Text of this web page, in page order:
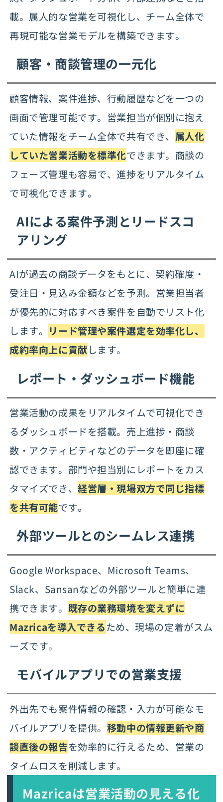
載。属人的な営業を可視化し、チーム全体で
再現可能な営業モデルを構築できます。
顧客・商談管理の一元化
顧客情報、案件進捗、行動履歴などを一つの
画面で管理可能です。営業担当が個別に抱え
ていた情報をチーム全体で共有でき、 属人化
していた営業活動を標準化できます。商談の
フェーズ管理も容易で、進捗をリアルタイム
で可視化できます。
AIによる案件予測とリードスコ
アリング
AIが過去の商談データをもとに、契約確度・
受注日・見込み金額などを予測。営業担当者
が優先的に対応すべき案件を自動でリスト化
します。 リード管理や案件選定を効率化し、
成約率向上に貢献します。
レポート・ダッシュボード機能
営業活動の成果をリアルタイムで可視化でき
るダッシュボードを搭載。売上進捗・商談
数・アクティビティなどのデータを即座に確
認できます。部門や担当別にレポートをカス
タマイズでき、経営層・現場双方で同じ指標
を共有可能です。
外部ツールとのシームレス連携
Google Workspace、Microsoft Teams、
Slack、Sansanなどの外部ツールと簡単に連
携できます。 既存の業務環境を変えずに
Mazricaを導入できるため、現場の定着がスム
ーズです。
モバイルアプリでの営業支援
外出先でも案件情報の確認・入力が可能なモ
バイルアプリを提供。 移動中の情報更新や商
談直後の報告を効率的に行えるため、営業の
タイムロスを削減します。
Mazricaは営業活動の見える化